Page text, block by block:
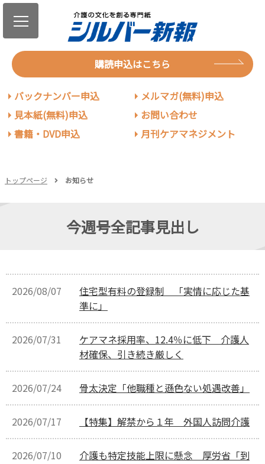
購読申込はこちら
バックナンバー申込
見本紙(無料)申込
書籍・DVD申込
メルマガ(無料)申込
お問い合わせ
月刊ケアマネジメント
トップページ お知らせ
今週号全記事見出し
2026/08/07
住宅型有料の登録制 「実情に応じた基
準に」
2026/07/31
ケアマネ採用率、12.4％に低下 介護人
材確保、引き続き厳しく
2026/07/24 骨太決定「他職種と遜色ない処遇改善」
2026/07/17 【特集】解禁から１年 外国人訪問介護
2026/07/10
介護も特定技能上限に懸念 厚労省「到